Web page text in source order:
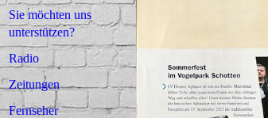
Sie möchten uns
unterstützen?
Radio
Zeitungen
Fernseher